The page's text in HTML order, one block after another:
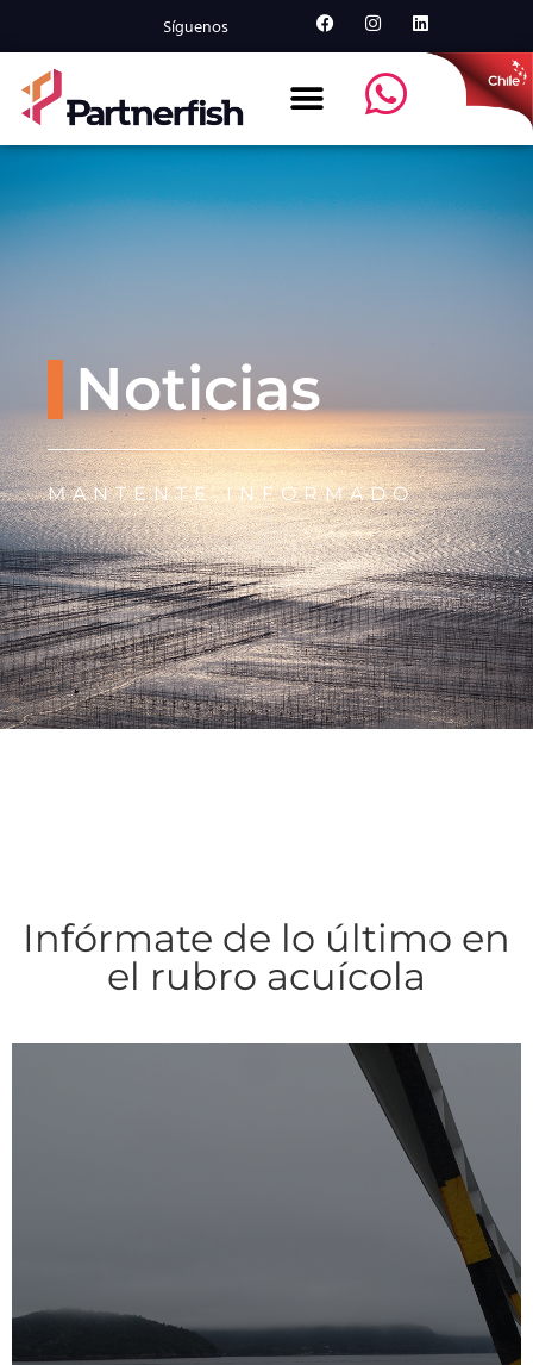
Síguenos
Noticias
MANTENTE INFORMADO
Infórmate de lo último en
el rubro acuícola